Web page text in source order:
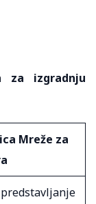
za izgradnju
Mreže za